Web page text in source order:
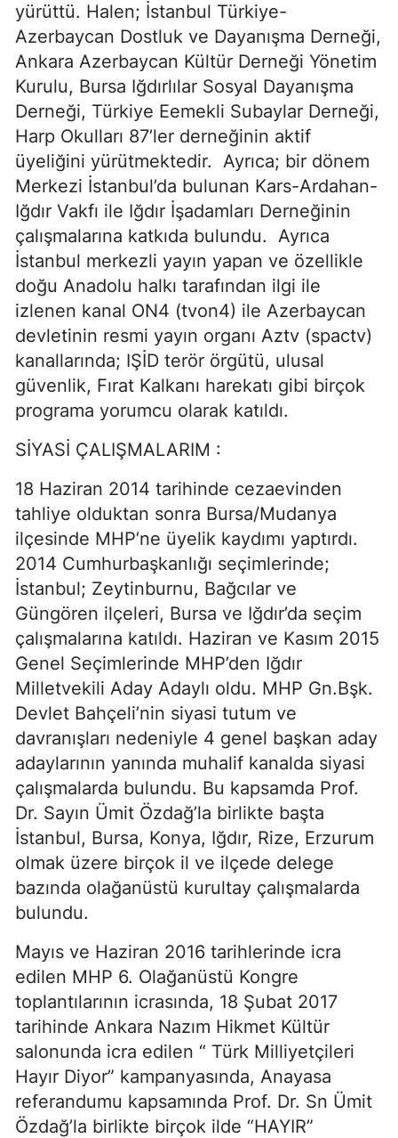
yürüttü. Halen; İstanbul Türkiye-
Azerbaycan Dostluk ve Dayanışma Derneği,
Ankara Azerbaycan Kültür Derneği Yönetim
Kurulu, Bursa Iğdırlılar Sosyal Dayanışma
Derneği, Türkiye Eemekli Subaylar Derneği,
Harp Okulları 87’ler derneğinin aktif
üyeliğini yürütmektedir. Ayrıca; bir dönem
Merkezi İstanbul’da bulunan Kars-Ardahan-
Iğdır Vakfı ile Iğdır İşadamları Derneğinin
çalışmalarına katkıda bulundu. Ayrıca
İstanbul merkezli yayın yapan ve özellikle
doğu Anadolu halkı tarafından ilgi ile
izlenen kanal ON4 (tvon4) ile Azerbaycan
devletinin resmi yayın organı Aztv (spactv)
kanallarında; IŞİD terör örgütü, ulusal
güvenlik, Fırat Kalkanı harekatı gibi birçok
programa yorumcu olarak katıldı.
SİYASİ ÇALIŞMALARIM :
18 Haziran 2014 tarihinde cezaevinden
tahliye olduktan sonra Bursa/Mudanya
ilçesinde MHP’ne üyelik kaydımı yaptırdı.
2014 Cumhurbaşkanlığı seçimlerinde;
İstanbul; Zeytinburnu, Bağcılar ve
Güngören ilçeleri, Bursa ve Iğdır’da seçim
çalışmalarına katıldı. Haziran ve Kasım 2015
Genel Seçimlerinde MHP’den Iğdır
Milletvekili Aday Adaylı oldu. MHP Gn.Bşk.
Devlet Bahçeli’nin siyasi tutum ve
davranışları nedeniyle 4 genel başkan aday
adaylarının yanında muhalif kanalda siyasi
çalışmalarda bulundu. Bu kapsamda Prof.
Dr. Sayın Ümit Özdağ’la birlikte başta
İstanbul, Bursa, Konya, Iğdır, Rize, Erzurum
olmak üzere birçok il ve ilçede delege
bazında olağanüstü kurultay çalışmalarda
bulundu.
Mayıs ve Haziran 2016 tarihlerinde icra
edilen MHP 6. Olağanüstü Kongre
toplantılarının icrasında, 18 Şubat 2017
tarihinde Ankara Nazım Hikmet Kültür
salonunda icra edilen “ Türk Milliyetçileri
Hayır Diyor” kampanyasında, Anayasa
referandumu kapsamında Prof. Dr. Sn Ümit
Özdağ’la birlikte birçok ilde “HAYIR”